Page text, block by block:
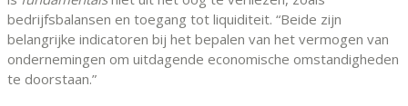
bedrijfsbalansen en toegang tot liquiditeit. “Beide zijn
belangrijke indicatoren bij het bepalen van het vermogen van
ondernemingen om uitdagende economische omstandigheden
te doorstaan.”